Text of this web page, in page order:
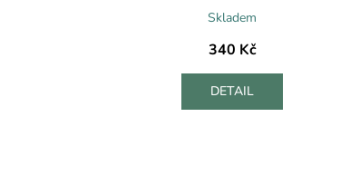
Skladem
340 Kč
DETAIL